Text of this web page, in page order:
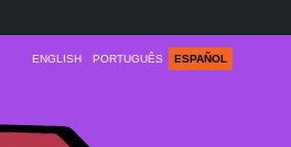
ENGLISH PORTUGUÊS ESPAÑOL